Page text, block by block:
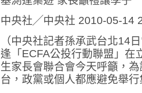
中央社╱中央社 2010-05-14
（中央社記者孫承武台北14
逢「ECFA公投行動聯盟」在
生家長會聯合會今天呼籲，
台，政黨或個人都應避免舉